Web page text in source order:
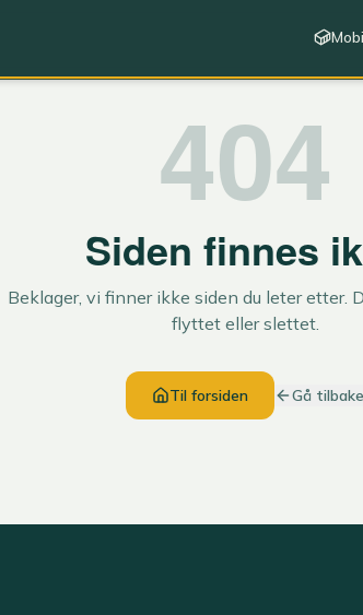
404
Siden finnes
Beklager, vi finner ikke siden du leter etter.
flyttet eller slettet.
Til forsiden Gå tilbake